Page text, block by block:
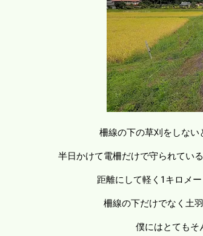
柵線の下の草刈をしない
半日かけて電柵だけで守られてい
距離にして軽く1キロメ
柵線の下だけでなく土
僕にはとてもそ